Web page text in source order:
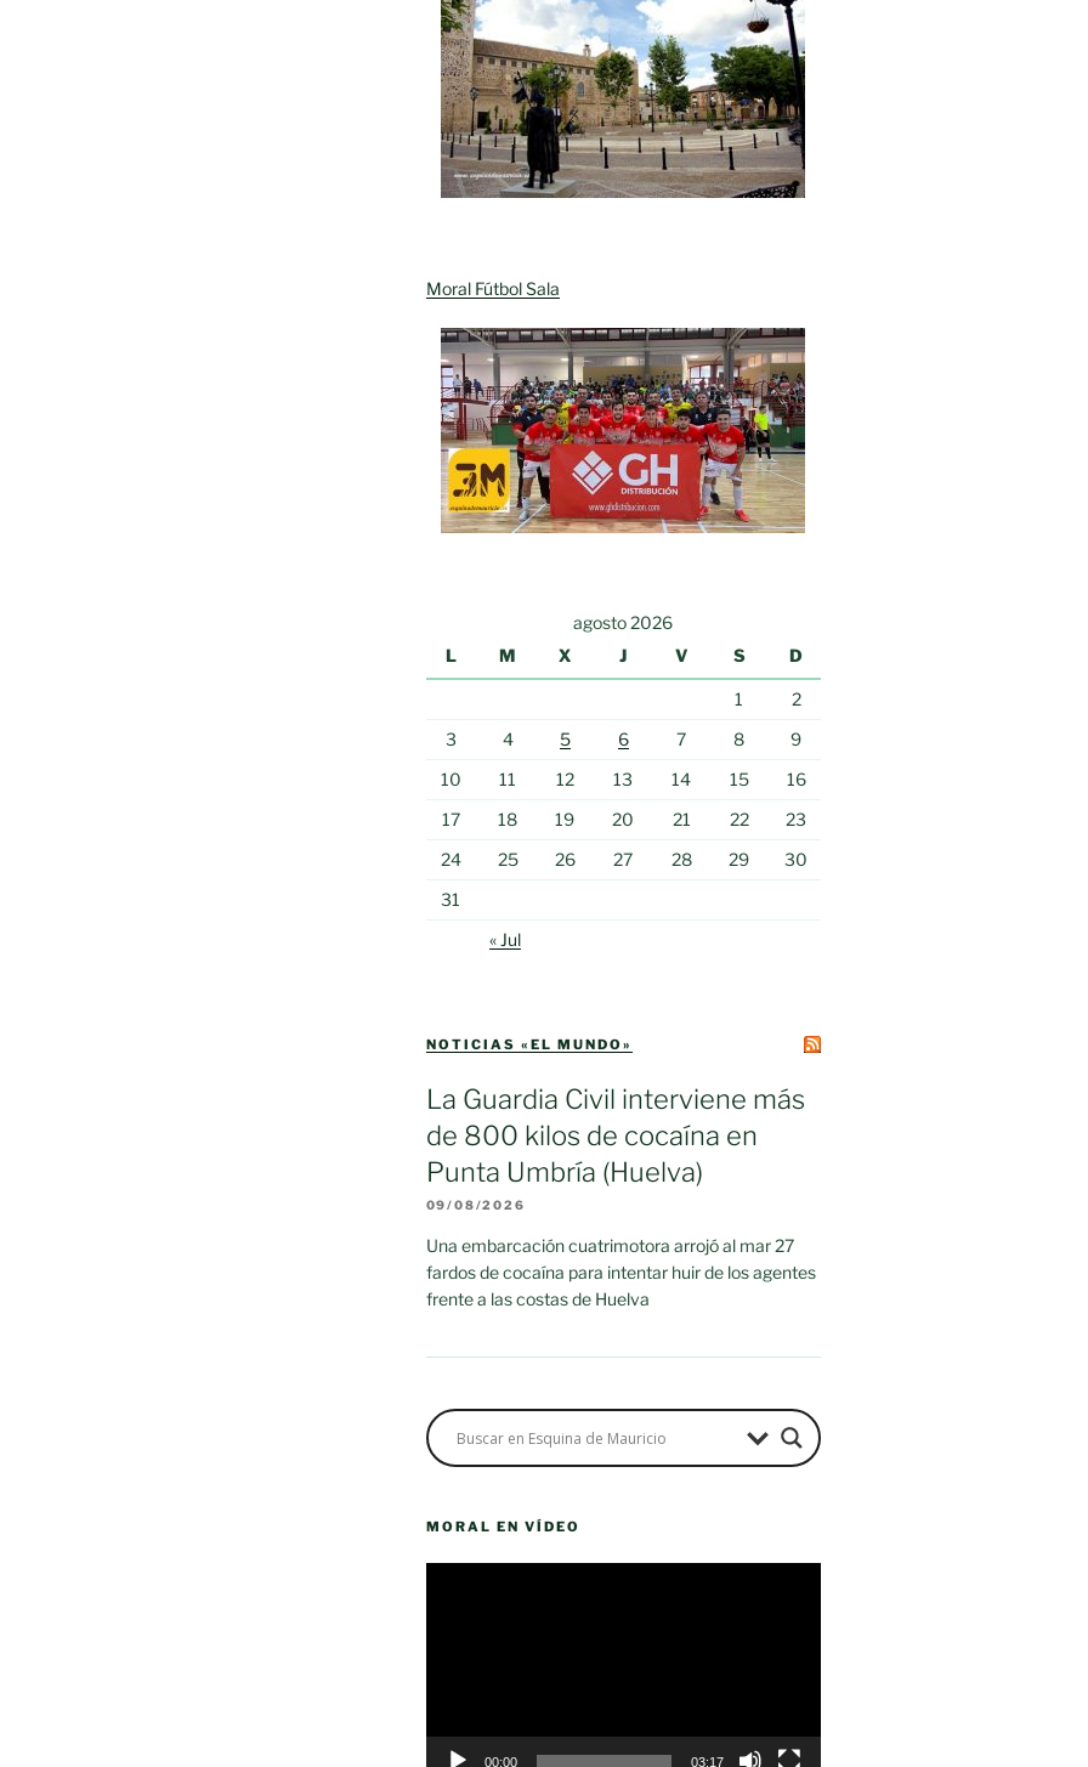
Moral Fútbol Sala
agosto 2026
L
M X J V S D
1
2
3
4 5 6 7 8
9
10
11 12 13 14 15
16
17
18 19 20 21 22
23
24
25 26 27 28 29
30
31
« Jul
NOTICIAS «EL MUNDO»
La Guardia Civil interviene más
de 800 kilos de cocaína en
Punta Umbría (Huelva)
09/08/2026
Una embarcación cuatrimotora arrojó al mar 27
fardos de cocaína para intentar huir de los agentes
frente a las costas de Huelva
MORAL EN VÍDEO
00:00 03:17